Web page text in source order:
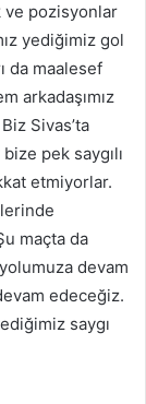
ve pozisyonlar
yediğimiz gol
da maalesef
arkadaşımız
Sivas’ta
pek saygılı
etmiyorlar.
maçta da
devam
edeceğiz.
saygı